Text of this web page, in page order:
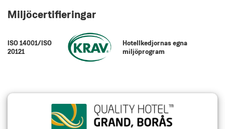
Miljöcertifieringar
ISO 14001/ISO
20121
Hotellkedjornas egna
miljöprogram